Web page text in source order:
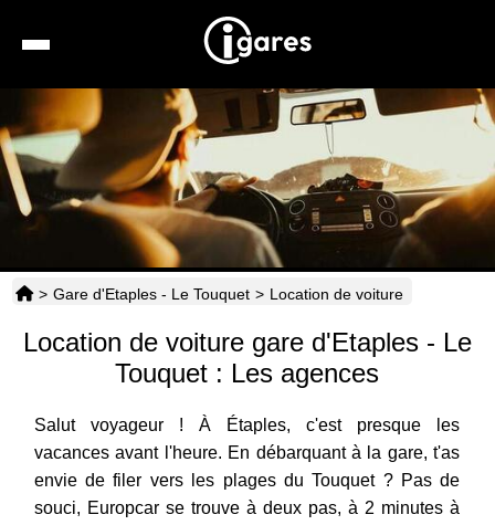
Recherche
Location de voiture
Hôtels
Taxis
Horaires
> Gare d'Etaples - Le Touquet > Location de voiture
Location de voiture gare d'Etaples - Le
Touquet : Les agences
Salut voyageur ! À Étaples, c'est presque les
vacances avant l'heure. En débarquant à la gare, t'as
envie de filer vers les plages du Touquet ? Pas de
souci, Europcar se trouve à deux pas, à 2 minutes à